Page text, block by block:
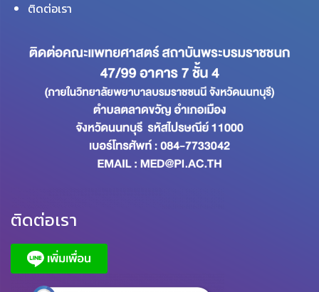
ติดต่อเรา
ติดต่อเรา